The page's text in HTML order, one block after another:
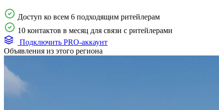
Доступ ко всем 6 подходящим ритейлерам
10 контактов в месяц для связи с ритейлерами
Подключить PRO-аккаунт
Объявления из этого региона